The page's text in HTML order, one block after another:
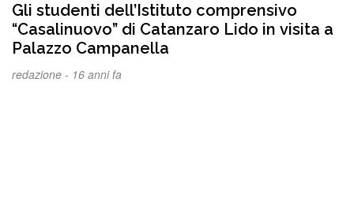
Gli studenti dell’Istituto comprensivo
“Casalinuovo” di Catanzaro Lido in visita a
Palazzo Campanella
redazione - 16 anni fa